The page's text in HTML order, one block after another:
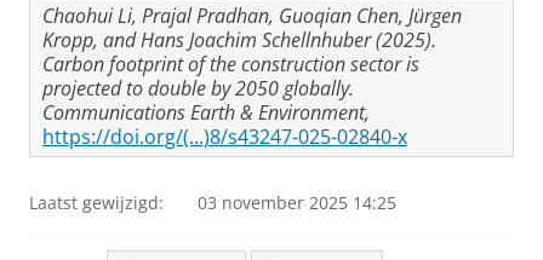
Chaohui Li, Prajal Pradhan, Guoqian Chen, Jürgen
Kropp, and Hans Joachim Schellnhuber (2025).
Carbon footprint of the construction sector is
projected to double by 2050 globally.
Communications Earth & Environment,
https://doi.org/(...)8/s43247-025-02840-x
Laatst gewijzigd: 03 november 2025 14:25